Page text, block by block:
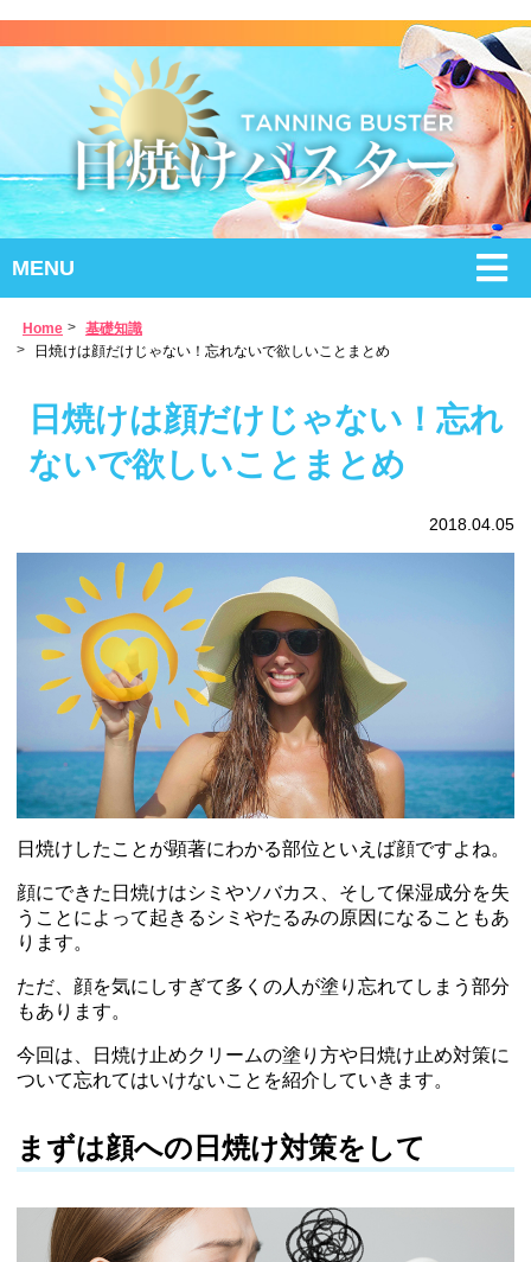
MENU
Home
基礎知識
日焼けは顔だけじゃない！忘れないで欲しいことまとめ
日焼けは顔だけじゃない！忘れ
ないで欲しいことまとめ
2018.04.05
日焼けしたことが顕著にわかる部位といえば顔ですよね。
顔にできた日焼けはシミやソバカス、そして保湿成分を失
うことによって起きるシミやたるみの原因になることもあ
ります。
ただ、顔を気にしすぎて多くの人が塗り忘れてしまう部分
もあります。
今回は、日焼け止めクリームの塗り方や日焼け止め対策に
ついて忘れてはいけないことを紹介していきます。
まずは顔への日焼け対策をして